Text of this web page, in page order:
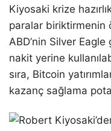
Kiyosaki krize
paralar biriktirmenin
ABD’nin Silver Eagle
nakit yerine
sıra, Bitcoin
kazanç sağlama